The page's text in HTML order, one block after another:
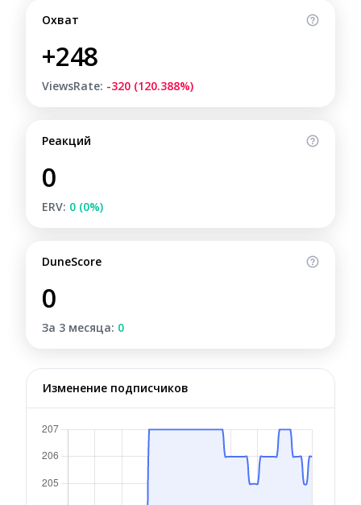
Охват
+248
ViewsRate: -320 (120.388%)
Реакций
0
ERV: 0 (0%)
DuneScore
0
За 3 месяца: 0
Изменение подписчиков